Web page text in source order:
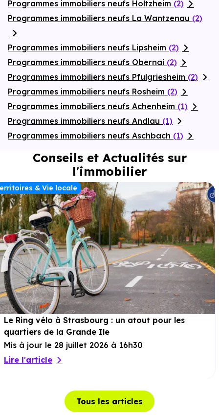
Programmes immobiliers neufs Holtzheim (2)
Programmes immobiliers neufs La Wantzenau (2)
Programmes immobiliers neufs Lipsheim (2)
Programmes immobiliers neufs Obernai (2)
Programmes immobiliers neufs Pfulgriesheim (2)
Programmes immobiliers neufs Rosheim (2)
Programmes immobiliers neufs Achenheim (1)
Programmes immobiliers neufs Andlau (1)
Programmes immobiliers neufs Aschbach (1)
Conseils et Actualités sur
l'immobilier
& Vie locale
Le Ring vélo à Strasbourg : un atout pour les
quartiers de la Grande Ile
Mis à jour le 28 juillet 2026 à 16h30
Lire l'article
Tous les articles